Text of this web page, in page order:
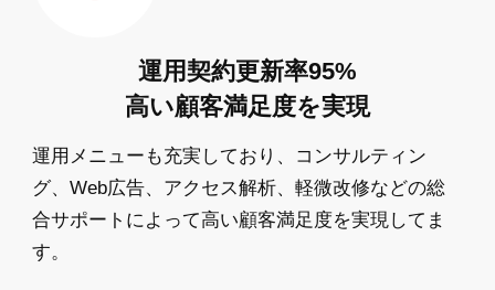
運用契約更新率95%
高い顧客満足度を実現
運用メニューも充実しており、コンサルティン
グ、Web広告、アクセス解析、軽微改修などの総
合サポートによって高い顧客満足度を実現してま
す。